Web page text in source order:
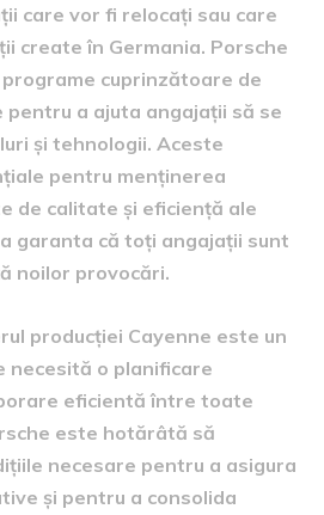
care vor fi relocați sau care
create în Germania. Porsche
cuprinzătoare de
a ajuta angajații să se
și tehnologii. Aceste
pentru menținerea
de calitate și eficiență ale
garanta că toți angajații sunt
noilor provocări.
producției Cayenne este un
necesită o planificare
eficientă între toate
este hotărâtă să
necesare pentru a asigura
și pentru a consolida